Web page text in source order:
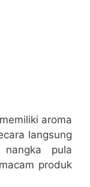
aroma
langsung
pula
produk